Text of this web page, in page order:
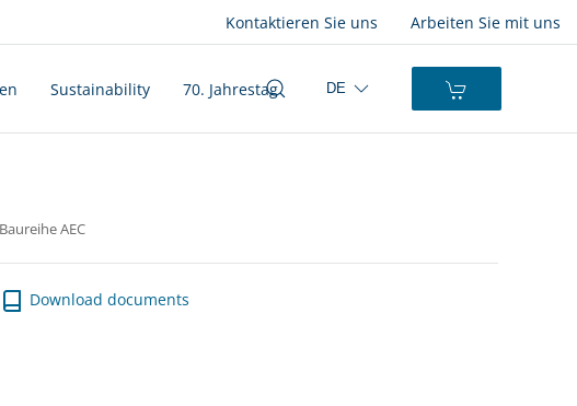
Kontaktieren Sie uns Arbeiten Sie mit uns
Sustainability 70. Jahrestag DE
Baureihe AEC
Download documents